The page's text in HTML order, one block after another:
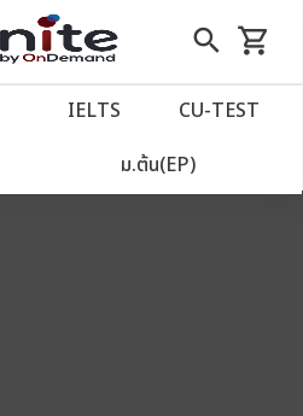
close
น
search
Skip
to
shopping_cart
รถเข็น
IELTS CU‑TEST
ม.ต้น(EP)
anything for 80000177